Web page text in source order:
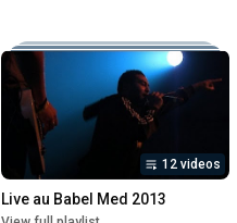
12 videos
Live au Babel Med 2013